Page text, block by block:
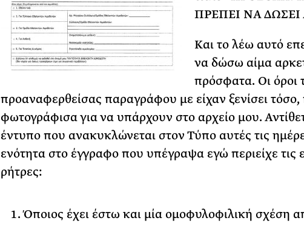
ΠΡΕΠΕΙ ΝΑ ΔΩΣΕΙ
Και το λέω αυτό
να δώσω αίμα
πρόσφατα. Οι όροι
προαναφερθείσας παραγράφου με είχαν ξενίσει
φωτογράφισα για να υπάρχουν στο αρχείο μου.
έντυπο που ανακυκλώνεται στον Τύπο αυτές τις
ενότητα στο έγγραφο που υπέγραψα εγώ περιείχε τις
ρήτρες:
Όποιος έχει έστω και μία ομοφυλοφιλική σχέση